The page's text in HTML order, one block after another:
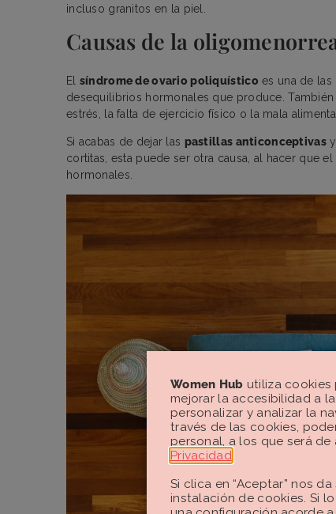
incluso granitos en la piel.
Causas de la
El síndrome de ovario poliquístico es una de
desequilibrios hormonales que produce.
estrés, la falta de ejercicio físico o la mala
Si acabas de dejar las pastillas anticonceptivasy
cortitas, esta puede ser otra causa, al hacer que
hormonales.
Women Hub utiliza cookies
mejorar la accesibilidad a
personalizar y analizar la
través de las cookies,
personal, a los que será
Privacidad.
Si clica en “Aceptar” nos
instalación de cookies. Si